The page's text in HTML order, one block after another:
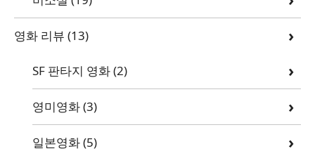
영화 리뷰 (13)
SF 판타지 영화(2)
영미영화(3)
일본영화(5)